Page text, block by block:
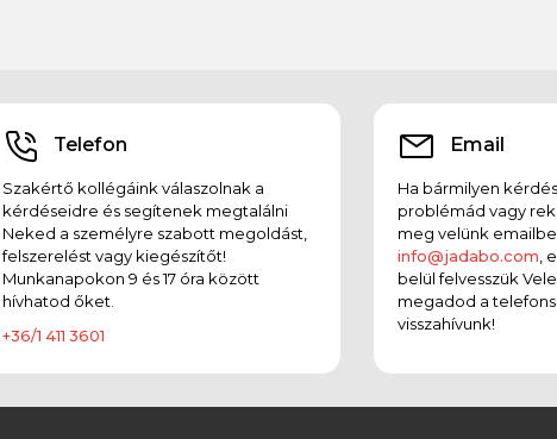
Telefon
Szakértő kollégáink válaszolnak a
kérdéseidre és segítenek megtalálni
Neked a személyre szabott megoldást,
felszerelést vagy kiegészítőt!
Munkanapokon 9 és 17 óra között
hívhatod őket.
+36/1 411 3601
Email
Ha bármilyen
problémád vagy
meg velünk
info@jadabo.com ,
belül felvesszük
megadod a
visszahívunk!